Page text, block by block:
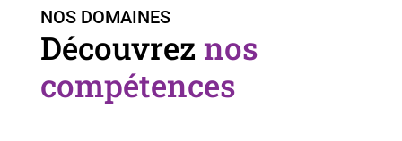
NOS DOMAINES
Découvrez nos
compétences